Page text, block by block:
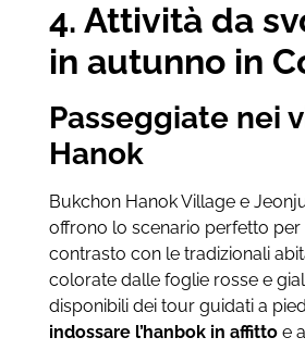
4. Attività da
in autunno in
Passeggiate nei
Hanok
Bukchon Hanok Village e
offrono lo scenario perfetto per
contrasto con le tradizionali
colorate dalle foglie rosse e
disponibili dei tour guidati a
indossare l’hanbok in affittoe